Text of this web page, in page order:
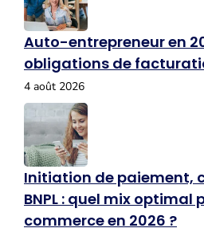
Auto-entrepreneur en
obligations de
4 août 2026
Initiation de paiement,
BNPL : quel mix optimal
commerce en 2026 ?